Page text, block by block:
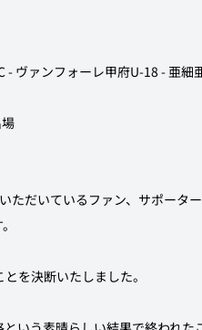
ヴァンフォーレ甲府U-18 - 亜細
ただいているファン、サポー
を決断いたしました。